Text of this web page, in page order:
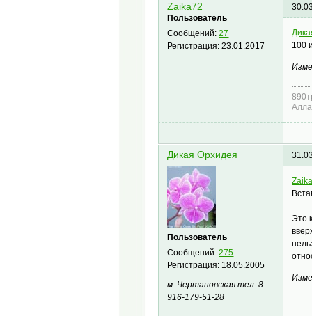
Zaika72
Пользователь
Сообщений:27
Регистрация:23.01.2017
100
Алла
Дикая Орхидея
Пользователь
Сообщений:275
Регистрация: 18.05.2005
м. Чертановская тел. 8-
916-179-51-28
Это